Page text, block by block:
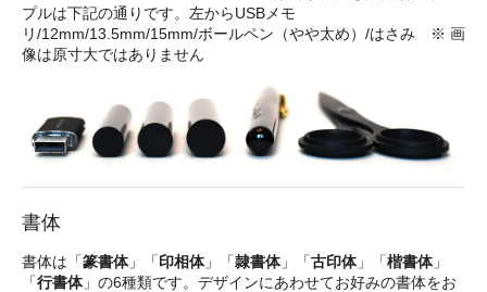
プルは下記の通りです。左からUSBメモ
リ/12mm/13.5mm/15mm/ボールペン（やや太め）/はさみ ※ 画
像は原寸大ではありません
書体
書体は「篆書体」「印相体」「隷書体」「古印体」「楷書体」
「行書体」の6種類です。デザインにあわせてお好みの書体をお